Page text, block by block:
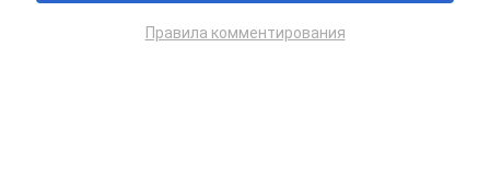
Правила комментирования